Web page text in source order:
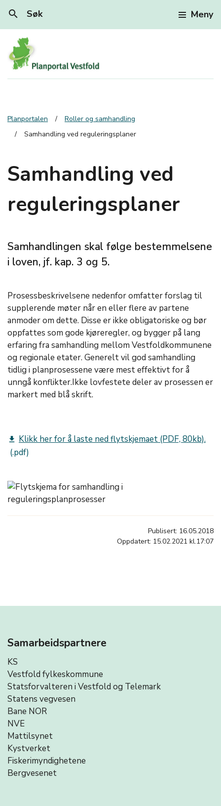
search Søk Meny
Planportalen
Roller og samhandling
Samhandling ved reguleringsplaner
Samhandling ved
reguleringsplaner
Samhandlingen skal følge bestemmelsene
i loven, jf. kap. 3 og 5.
Prosessbeskrivelsene nedenfor omfatter forslag til
supplerende møter når en eller flere av partene
anmoder om dette. Disse er ikke obligatoriske og bør
oppfattes som gode kjøreregler, og bygger på lang
erfaring fra samhandling mellom Vestfoldkommunene
og regionale etater. Generelt vil god samhandling
tidlig i planprosessene være mest effektivt for å
unngå konflikter.Ikke lovfestete deler av prosessen er
markert med blå skrift.
get_app Klikk her for å laste ned flytskjemaet (PDF, 80kb).
Publisert: 16.05.2018
Oppdatert: 15.02.2021 kl.17:07
Samarbeidspartnere
KS
Vestfold fylkeskommune
Statsforvalteren i Vestfold og Telemark
Statens vegvesen
Bane NOR
NVE
Mattilsynet
Kystverket
Fiskerimyndighetene
Bergvesenet